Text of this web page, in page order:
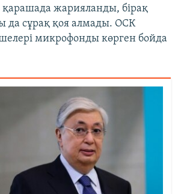
жарияланды, бірақ
да сұрақ қоя алмады. ОСК
микрофонды көрген бойда